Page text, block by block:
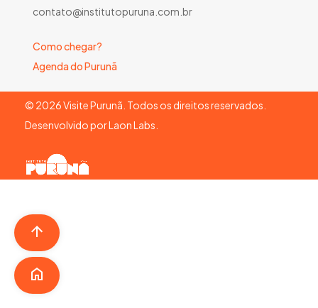
contato@institutopuruna.com.br
Como chegar?
Agenda do Purunã
© 2026Visite Purunã. Todos os direitos reservados.
Desenvolvido porLaon Labs